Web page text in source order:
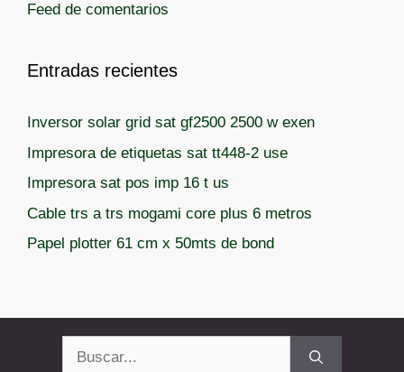
Feed de comentarios
Entradas recientes
Inversor solar grid sat gf2500 2500 w exen
Impresora de etiquetas sat tt448-2 use
Impresora sat pos imp 16 t us
Cable trs a trs mogami core plus 6 metros
Papel plotter 61 cm x 50mts de bond